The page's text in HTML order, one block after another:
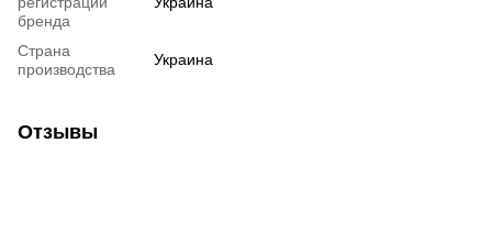
бренда
Страна
производства
Украина
Отзывы